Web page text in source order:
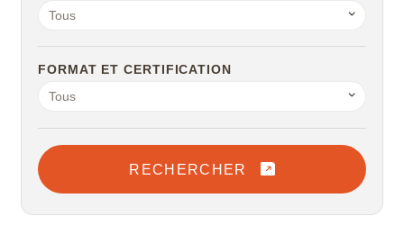
Tous
FORMAT ET CERTIFICATION
Tous
RECHERCHER